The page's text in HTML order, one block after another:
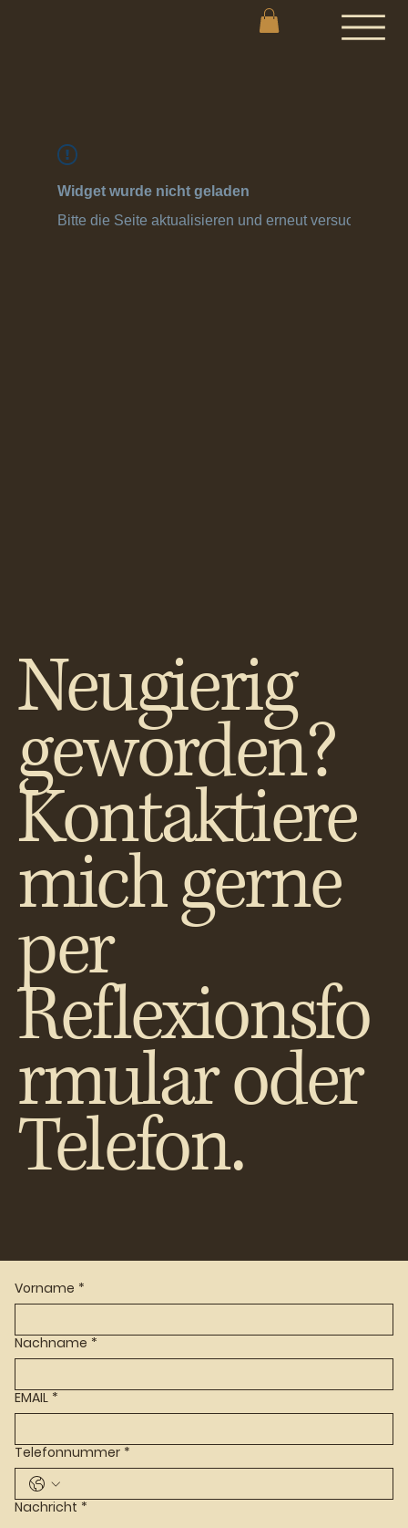
Widget wurde nicht geladen
Bitte die Seite aktualisieren und erneut versuchen.
Neugierig
geworden?
Kontaktiere
mich gerne
per
Reflexionsfo
rmular oder
Telefon.
Vorname *
Nachname *
EMAIL *
Telefonnummer *
Nachricht *